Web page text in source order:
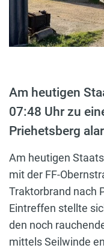
Am heutigen
07:48 Uhr zu
Priehetsberg
Am heutigen
mit der FF-
Traktorbrand nach
Eintreffen stellte
den noch
mittels Seilwinde